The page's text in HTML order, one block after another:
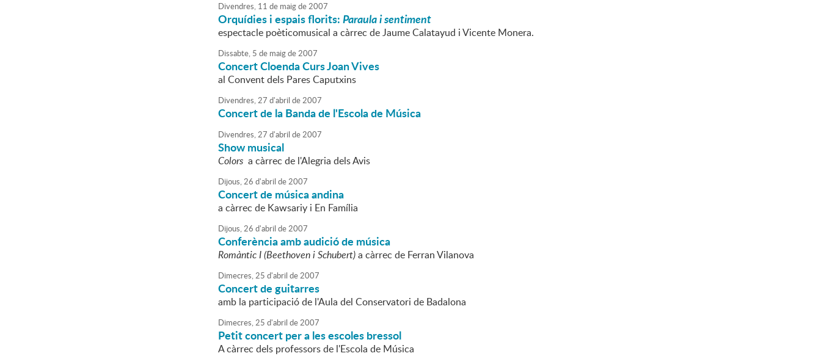
Divendres, 11 de maigde2007
Orquídies i espais florits:Paraula i sentiment
espectacle poèticomusical a càrrec de Jaume Calatayud i Vicente Monera.
Dissabte, 5 de maigde2007
Concert Cloenda Curs Joan Vives
al Convent dels Pares Caputxins
Divendres,27 d'abril de2007
Concert de la Banda de l'Escola de Música
Divendres,27 d'abril de2007
Show musical
Colors a càrrec de l'Alegria dels Avis
Dijous,26 d'abril de2007
Concert de música andina
a càrrec de Kawsariy i En Família
Dijous,26 d'abril de2007
Conferència amb audició de música
Romàntic I (Beethoven i Schubert)a càrrec de Ferran Vilanova
Dimecres,25 d'abril de2007
Concert de guitarres
amb la participació de l'Aula del Conservatori de Badalona
Dimecres,25 d'abril de2007
Petit concert per a les escoles bressol
A càrrec dels professors de l'Escola de Música